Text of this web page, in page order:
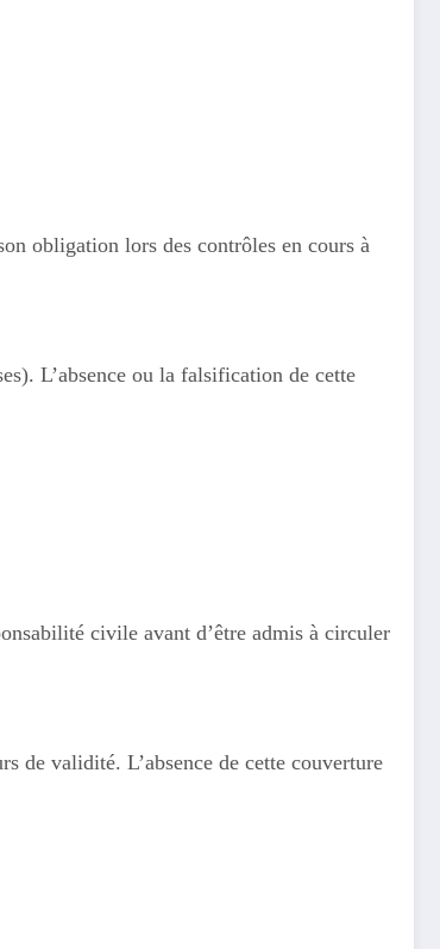
obligation lors des contrôles en cours à
L’absence ou la falsification de cette
civile avant d’être admis à circuler
de validité. L’absence de cette couverture